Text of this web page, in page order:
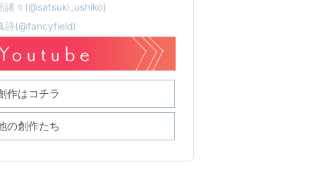
諸々(@satsuki_ushiko)
詩(@fancyfield)
作はコチラ
の創作たち